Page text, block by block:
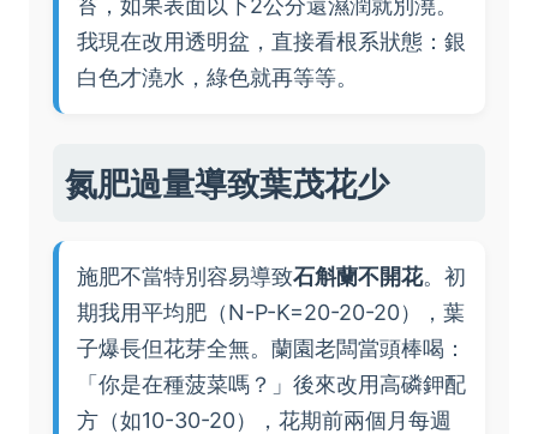
苔，如果表面以下2公分還濕潤就別澆。
我現在改用透明盆，直接看根系狀態：銀
白色才澆水，綠色就再等等。
氮肥過量導致葉茂花少
施肥不當特別容易導致石斛蘭不開花。初
期我用平均肥（N-P-K=20-20-20），葉
子爆長但花芽全無。蘭園老闆當頭棒喝：
「你是在種菠菜嗎？」後來改用高磷鉀配
方（如10-30-20），花期前兩個月每週